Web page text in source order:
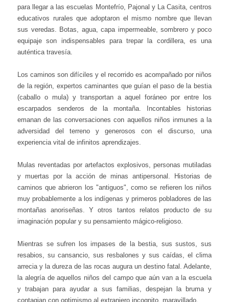
para llegar a las escuelas Montefrío, Pajonal y La Casita, centros
educativos rurales que adoptaron el mismo nombre que llevan
sus veredas. Botas, agua, capa impermeable, sombrero y poco
equipaje son indispensables para trepar la cordillera, es una
auténtica travesía.
Los caminos son difíciles y el recorrido es acompañado por niños
de la región, expertos caminantes que guían el paso de la bestia
(caballo o mula) y transportan a aquel foráneo por entre los
escarpados senderos de la montaña. Incontables historias
emanan de las conversaciones con aquellos niños inmunes a la
adversidad del terreno y generosos con el discurso, una
experiencia vital de infinitos aprendizajes.
Mulas reventadas por artefactos explosivos, personas mutiladas
y muertas por la acción de minas antipersonal. Historias de
caminos que abrieron los "antiguos", como se refieren los niños
muy probablemente a los indígenas y primeros pobladores de las
montañas anoriseñas. Y otros tantos relatos producto de su
imaginación popular y su pensamiento mágico-religioso.
Mientras se sufren los impases de la bestia, sus sustos, sus
resabios, su cansancio, sus resbalones y sus caídas, el clima
arrecia y la dureza de las rocas augura un destino fatal. Adelante,
la alegría de aquellos niños del campo que aún van a la escuela
y trabajan para ayudar a sus familias, despejan la bruma y
contagian con optimismo al extranjero incognito, maravillado.